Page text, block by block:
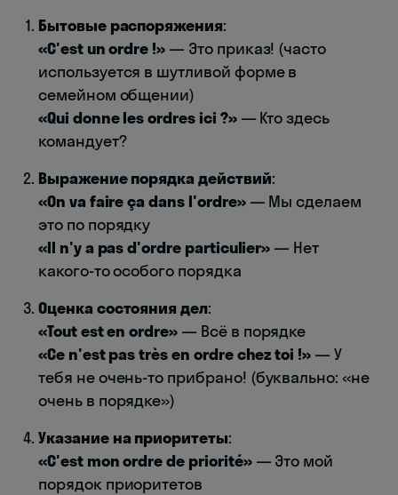
Бытовые распоряжения:
«C'est un ordre !» — Это приказ! (часто
используется в шутливой форме в
семейном общении)
«Qui donne les ordres ici ?»— Кто здесь
командует?
Выражение порядка действий:
«On va faire ça dans l'ordre»— Мы сделаем
это по порядку
«Il n'y a pas d'ordre particulier» — Нет
какого-то особого порядка
Оценка состояния дел:
«Tout est en ordre» — Всё в порядке
«Ce n'est pas très en ordre chez toi !» — У
тебя не очень-то прибрано! (буквально: «не
очень в порядке»)
Указание на приоритеты:
«C'est mon ordre de priorité»— Это мой
порядок приоритетов